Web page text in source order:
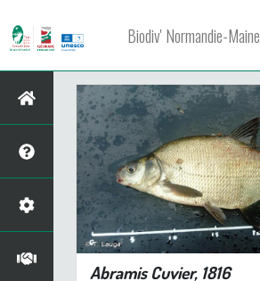
Biodiv' Normandie-Maine
AbramisCuvier, 1816